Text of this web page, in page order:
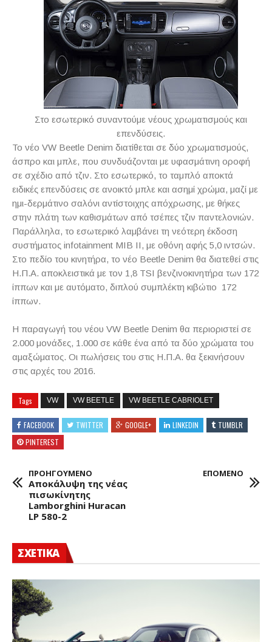
Στο εσωτερικό συναντούμε νέους χρωματισμούς και
επενδύσεις.
Το νέο VW Beetle Denim διατίθεται σε δύο χρωματισμούς,
άσπρο και μπλε, που συνδυάζονται με υφασμάτινη οροφή
σε σχέδιο από τζιν. Στο εσωτερικό, το ταμπλό αποκτά
ειδικές επενδύσεις σε ανοικτό μπλε και ασημί χρώμα, μαζί με
ημι-δερμάτινο σαλόνι αντίστοιχης απόχρωσης, με θήκες
στην πλάτη των καθισμάτων από τσέπες τζιν παντελονιών.
Παράλληλα, το εσωτερικό λαμβάνει τη νεότερη έκδοση
συστήματος infotainment MIB II, με οθόνη αφής 5,0 ιντσών.
Στο πεδίο του κινητήρα, το νέο Beetle Denim θα διατεθεί στις
Η.Π.Α. αποκλειστικά με τον 1,8 TSI βενζινοκινητήρα των 172
ίππων και με αυτόματο, διπλού συμπλέκτη κιβώτιο 172
ίππων.
Η παραγωγή του νέου VW Beetle Denim θα περιοριστεί σε
2.000 μονάδες, 1.000 σε κάθε ένα από τα δύο χρώματα του
αμαξώματος. Οι πωλήσεις του στις Η.Π.Α. θα ξεκινήσουν
στις αρχές του 2016.
Tags VW VW BEETLE VW BEETLE CABRIOLET
FACEBOOK TWITTER GOOGLE+ LINKEDIN
TUMBLR
PINTEREST
ΠΡΟΗΓΟΥΜΕΝΟ
Αποκάλυψη της νέας
πισωκίνητης
Lamborghini Huracan
LP 580-2
ΕΠΟΜΕΝΟ
ΣΧΕΤΙΚΑ